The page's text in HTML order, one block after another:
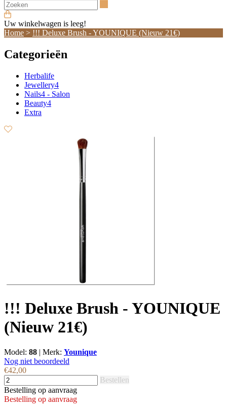
Uw winkelwagen is leeg!
Home > !!! Deluxe Brush - YOUNIQUE (Nieuw 21€)
Categorieën
Herbalife
Jewellery4
Nails4 - Salon
Beauty4
Extra
!!! Deluxe Brush - YOUNIQUE
(Nieuw 21€)
Model: 88 | Merk: Younique
Nog niet beoordeeld
€42,00
Bestellen
Bestelling op aanvraag
Bestelling op aanvraag